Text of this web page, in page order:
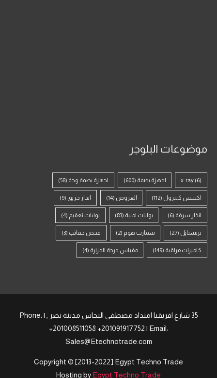
موضوعات البلوجر
x-ray (6) اجهزة بصمة (600) اجهزة بصمة وجة (58)
اكسس كنترول (112) العروض (14) انذار حريق (9)
انذار سرقة (6) بوابات امنية (83) بوابات تعقيم (4)
ترنستايل (27) سمارت هوم (2) فحص حقائب (3)
كاميرات مراقبة (149) مقياس درجة الحرارة (4)
35 شارع افريقيا امتداد مصطفى النحاس مدينة نصر , | Phone:
+201008511058 +201091917752 | Email:
Sales@Etechnotrade.com
Copyright © [2013-2022] Egypt Techno Trade
Hosting by Egypt Techno Trade